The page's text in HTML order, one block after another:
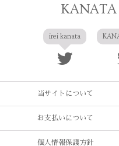
irei kanata
当サイトについて
お支払いについて
個人情報保護方針